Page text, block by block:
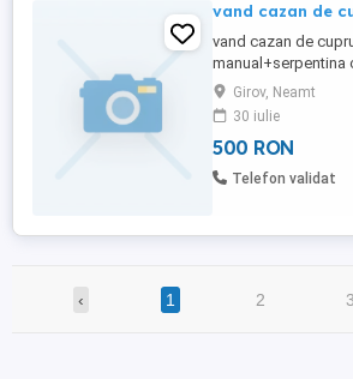
vand cazan de
vand cazan de
manual+serpentina
schimb cu gtx
mesaj
Girov, Neamt
30 iulie
500 RON
Telefon validat
‹ 1 2 3